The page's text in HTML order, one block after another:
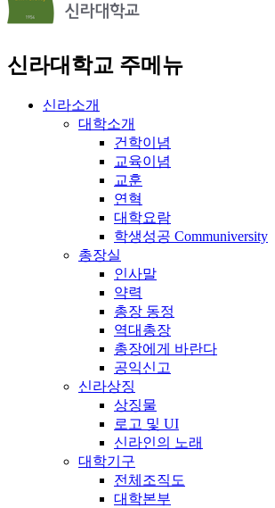
신라대학교 주메뉴
신라소개
대학소개
건학이념
교육이념
교훈
연혁
대학요람
학생성공 Communiversity
총장실
인사말
약력
총장 동정
역대총장
총장에게 바란다
공익신고
신라상징
상징물
로고 및 UI
신라인의 노래
대학기구
전체조직도
대학본부